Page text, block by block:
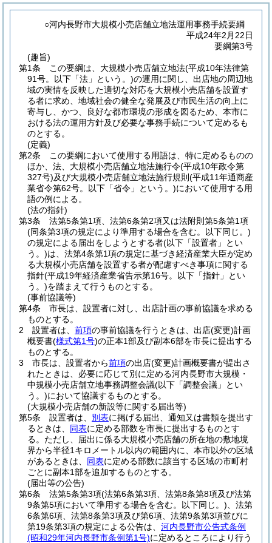
○河内長野市大規模小売店舗立地法運用事務手続要綱
平成24年2月22日
要綱第3号
(趣旨)
第1条
この要綱は、大規模小売店舗立地法(平成10年法律第
91号。以下「法」という。)の運用に関し、出店地の周辺地
域の実情を反映した適切な対応を大規模小売店舗を設置す
る者に求め、地域社会の健全な発展及び市民生活の向上に
寄与し、かつ、良好な都市環境の形成を図るため、本市に
おける法の運用方針及び必要な事務手続について定めるも
のとする。
(定義)
第2条
この要綱において使用する用語は、特に定めるものの
ほか、法、大規模小売店舗立地法施行令(平成10年政令第
327号)及び大規模小売店舗立地法施行規則 (平成11年通商産
業省令第62号。以下「省令」という。)において使用する用
語の例による。
(法の指針)
第3条
法第5条第1項、法第6条第2項又は法附則第5条第1項
(同条第3項の規定により準用する場合を含む。以下同じ。)
の規定による届出をしようとする者(以下「設置者」とい
う。)は、法第4条第1項の規定に基づき経済産業大臣が定め
る大規模小売店舗を設置する者が配慮すべき事項に関する
指針(平成19年経済産業省告示第16号。以下「指針」とい
う。)を踏まえて行うものとする。
(事前協議等)
第4条
市長は、設置者に対し、出店計画の事前協議を求める
ものとする。
2
設置者は、 前項の事前協議を行うときは、出店(変更)計画
概要書(様式第1号)の正本1部及び副本6部を市長に提出する
ものとする。
3
市長は、設置者から前項の出店(変更)計画概要書が提出さ
れたときは、必要に応じて別に定める河内長野市大規模・
中規模小売店舗立地事務調整会議(以下「調整会議」とい
う。)において協議するものとする。
(大規模小売店舗の新設等に関する届出等)
第5条
設置者は、 別表に掲げる届出、通知又は書類を提出す
るときは、 同表に定める部数を市長に提出するものとす
る。 ただし、届出に係る大規模小売店舗の所在地の敷地境
界から半径1キロメートル以内の範囲内に、本市以外の区域
があるときは、 同表に定める部数に該当する区域の市町村
ごとに副本1部を追加するものとする。
(届出等の公告)
第6条
法第5条第3項(法第6条第3項、法第8条第8項及び法第
9条第5項において準用する場合を含む。以下同じ。) 、法第
6条第6項、法第8条第3項及び第6項、法第9条第3項並びに
第19条第3項の規定による公告は、 河内長野市公告式条例
(昭和29年河内長野市条例第1号)に定めるところにより行う